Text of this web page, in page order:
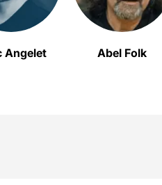
Angelet Abel Folk